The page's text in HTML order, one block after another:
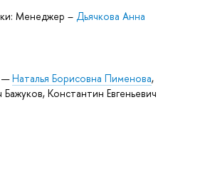
Менеджер – Дьячкова Анна
—Наталья Борисовна Пименова,
Константин Евгеньевич